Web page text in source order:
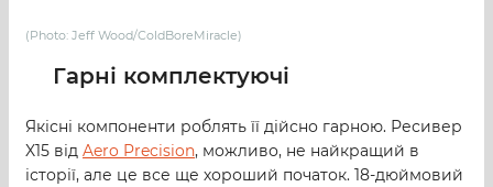
(Photo: Jeff Wood/ColdBoreMiracle)
Гарні комплектуючі
Якісні компоненти роблять її дійсно гарною. Ресивер
X15 від Aero Precision, можливо, не найкращий в
історії, але це все ще хороший початок. 18-дюймовий